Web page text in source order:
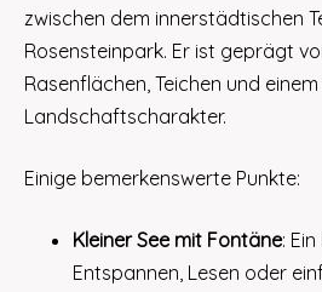
zwischen dem innerstädtischen
Rosensteinpark. Er ist geprägt
Rasenflächen, Teichen und
Landschaftscharakter.
Einige bemerkenswerte Punkte:
Kleiner See mit Fontäne:
Entspannen, Lesen oder